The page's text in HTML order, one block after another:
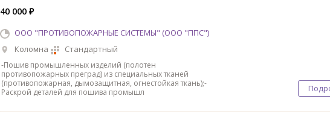
40 000 ₽
ООО "ПРОТИВОПОЖАРНЫЕ СИСТЕМЫ" (ООО "ППС")
Коломна
Стандартный
-Пошив промышленных изделий (полотен
противопожарных преград) из специальных тканей
(противопожарная, дымозащитная, огнестойкая ткань);-
Раскрой деталей для пошива промышл